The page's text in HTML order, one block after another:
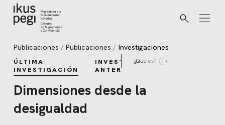
Ir directamente al contenido
Buscar
Publicaciones Publicaciones Investigaciones
ÚLTIMA
INVESTIGACIÓN
INVESTIGACIONES
ANTERIORES
¿Qué es?
Dimensiones desde la
desigualdad